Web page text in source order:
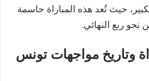
حيث تُعد هذه المباراة حاسمة
نحو ربع النهائي.
وتاريخ مواجهات تونس